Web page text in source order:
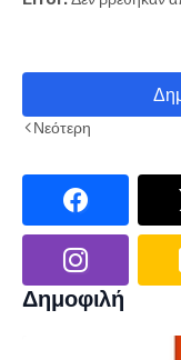
Νεότερη
Δημοφιλή